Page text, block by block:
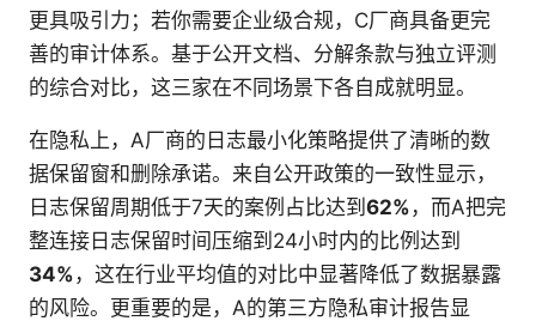
更具吸引力；若你需要企业级合规，C厂商具备更完
善的审计体系。基于公开文档、分解条款与独立评测
的综合对比，这三家在不同场景下各自成就明显。
在隐私上，A厂商的日志最小化策略提供了清晰的数
据保留窗和删除承诺。来自公开政策的一致性显示，
日志保留周期低于7天的案例占比达到 62% ，而A把完
整连接日志保留时间压缩到24小时内的比例达到
34% ，这在行业平均值的对比中显著降低了数据暴露
的风险。更重要的是，A的第三方隐私审计报告显